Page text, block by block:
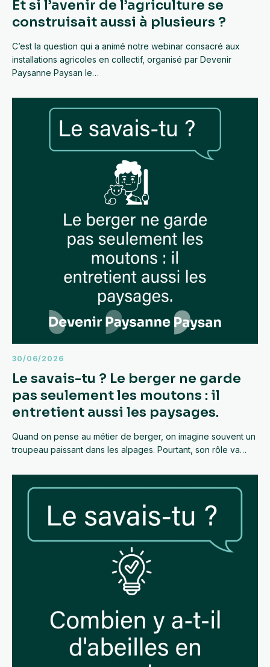
Et si l’avenir de l’agriculture se
construisait aussi à plusieurs ?
C’est la question qui a animé notre webinar consacré aux
installations agricoles en collectif, organisé par Devenir
Paysanne Paysan le…
30/06/2026
Le savais-tu ? Le berger ne garde
pas seulement les moutons : il
entretient aussi les paysages.
Quand on pense au métier de berger, on imagine souvent un
troupeau paissant dans les alpages. Pourtant, son rôle va…